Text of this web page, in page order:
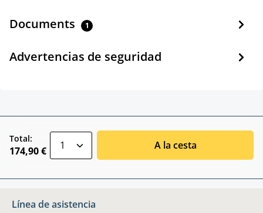
Documents 1
Advertencias de seguridad
Total:
174,90 € A la cesta
Línea de asistencia